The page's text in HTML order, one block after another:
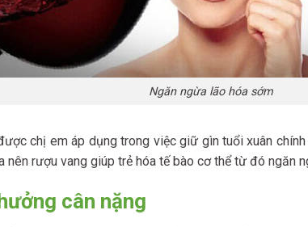
Ngăn ngừa lão hóa sớm
chị em áp dụng trong việc giữ gìn tuổi xuân
nên rượu vang giúp trẻ hóa tế bào cơ thể từ đó ngăn
cân nặng